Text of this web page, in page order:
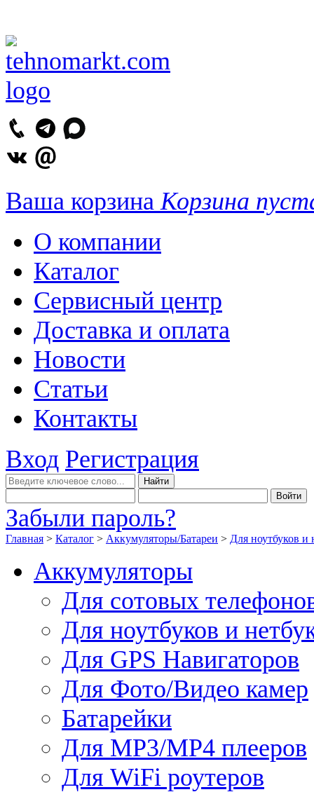
Ваша корзина Корзина
О компании
Каталог
Сервисный центр
Доставка и оплата
Новости
Статьи
Контакты
Вход Регистрация
Забыли пароль?
Главная > Каталог > Аккумуляторы/Батареи > Для ноутбуков и
Аккумуляторы
Для сотовых
Для ноутбуков и
Для GPS Навигаторов
Для Фото/Видео камер
Батарейки
Для MP3/MP4 плееров
Для WiFi роутеров